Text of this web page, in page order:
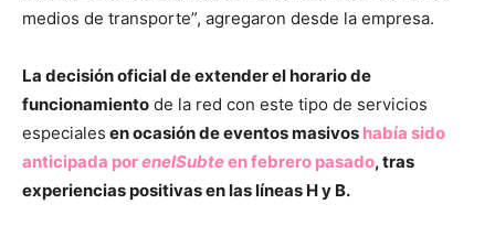
medios de transporte”, agregaron desde la empresa.
La decisión oficial de extender el horario de
funcionamiento de la red con este tipo de servicios
especiales en ocasión de eventos masivos había sido
anticipada porenelSubteen febrero pasado, tras
experiencias positivas en las líneas H y B.